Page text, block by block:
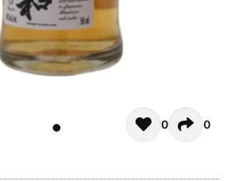
- Actualmente no hay 0 0